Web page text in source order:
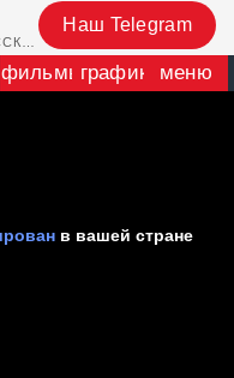
Наш Telegram
фильмыграфик меню